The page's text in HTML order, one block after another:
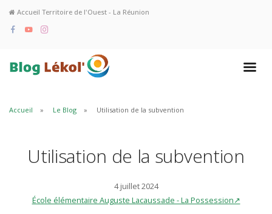
Accueil Territoire de l'Ouest - La Réunion
Accueil Le Blog Utilisation de la subvention
Utilisation de la subvention
4 juillet 2024
École élémentaire Auguste Lacaussade - La Possession↗